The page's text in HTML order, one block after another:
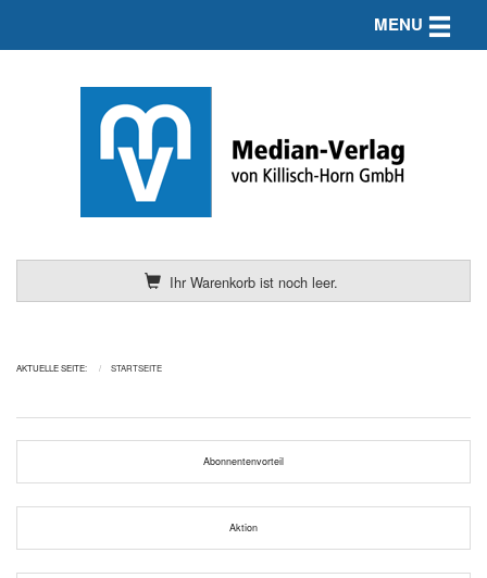
Ihr Warenkorb ist noch leer.
MENU Toggle
AKTUELLE SEITE: STARTSEITE
Abonnentenvorteil
Aktion